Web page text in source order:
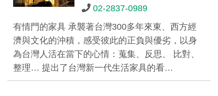
02-2837-0989
有情門的家具 承襲著台灣300多年來東、西方經
濟與文化的沖積，感受彼此的正負與優劣，以身
為台灣人活在當下的心情：蒐集、反思、 比對、
整理… 提出了台灣新一代生活家具的看…